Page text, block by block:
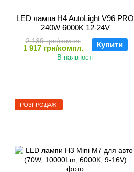
LED лампа H4 AutoLight V96 PRO
240W 6000K 12-24V
2 139 грн/компл.
1 917 грн/компл. Купити
В наявності
РОЗПРОДАЖ